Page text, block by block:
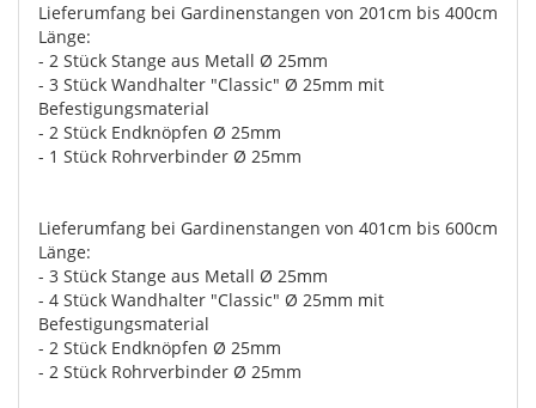
Lieferumfang bei Gardinenstangen von 201cm bis 400cm
Länge:
- 2 Stück Stange aus Metall Ø 25mm
- 3 Stück Wandhalter "Classic" Ø 25mm mit
Befestigungsmaterial
- 2 Stück Endknöpfen Ø 25mm
- 1 Stück Rohrverbinder Ø 25mm
Lieferumfang bei Gardinenstangen von 401cm bis 600cm
Länge:
- 3 Stück Stange aus Metall Ø 25mm
- 4 Stück Wandhalter "Classic" Ø 25mm mit
Befestigungsmaterial
- 2 Stück Endknöpfen Ø 25mm
- 2 Stück Rohrverbinder Ø 25mm